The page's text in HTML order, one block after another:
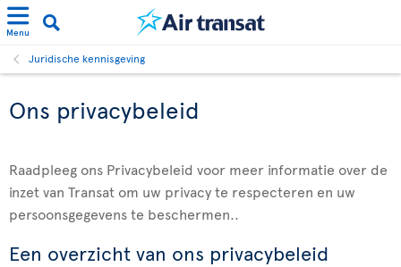
Menu
Juridische kennisgeving
Ons privacybeleid
Raadpleeg ons Privacybeleid voor meer informatie over de
inzet van Transat om uw privacy te respecteren en uw
persoonsgegevens te beschermen..
Een overzicht van ons privacybeleid